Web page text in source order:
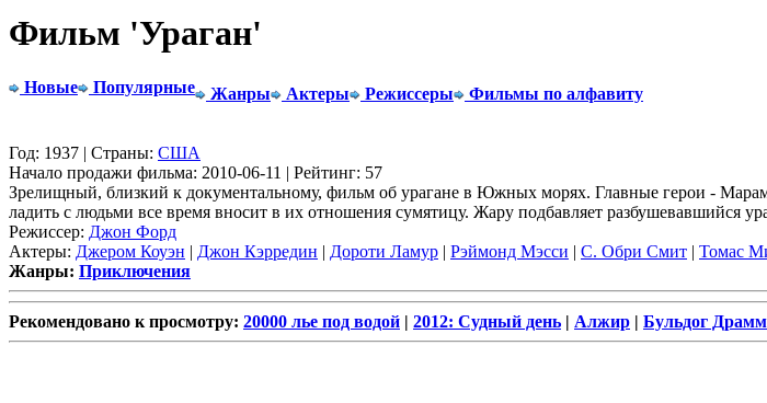
Фильм 'Ураган'
Новые Популярные Жанры Актеры Режиссеры Фильмы по алфавиту
Год: 1937 | Страны: США
Начало продажи фильма: 2010-06-11 | Рейтинг: 57
Зрелищный, близкий к документальному, фильм об урагане в Южных морях. Главные герои -
ладить с людьми все время вносит в их отношения сумятицу. Жару подбавляет разбушевавшийся
Режиссер: Джон Форд
Актеры: Джером Коуэн | Джон Кэрредин | Дороти Ламур | Рэймонд Мэсси | С. Обри Смит | Томас
Жанры: Приключения
Рекомендовано к просмотру: 20000 лье под водой | 2012: Судный день | Алжир | Бульдог